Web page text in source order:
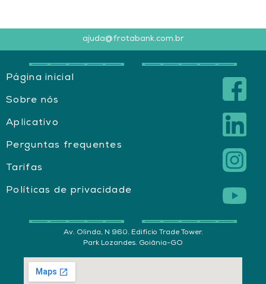
ajuda@frotabank.com.br
Página inicial
Sobre nós
Aplicativo
Perguntas frequentes
Tarifas
Políticas de privacidade
Av. Olinda, N 960. Edifício Trade Tower.
Park Lozandes. Goiânia-GO